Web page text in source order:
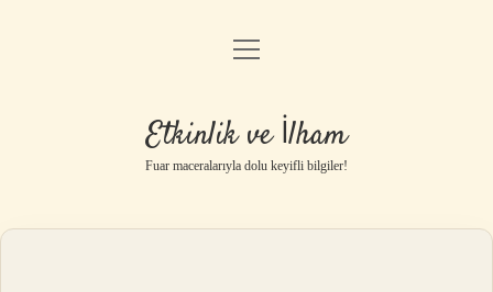
Anasayfa
Gizlilik Politikası
Yasal Uyarı
menüyü
Etkinlik ve İlham
Fuar maceralarıyla dolu keyifli bilgiler!